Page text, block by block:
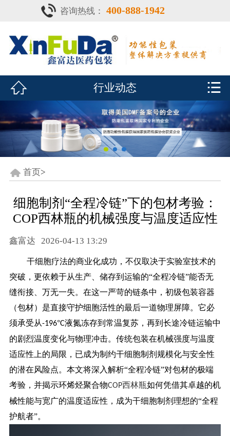
 首页
产品中心
鑫富达资质
行业动态
联系我们
CDE查询
咨询热线： 400-888-1942
 行业动态 
首页>
细胞制剂“全程冷链”下的包材考验：
COP西林瓶的机械强度与温度适应性
鑫富达 2026-04-13 13:29
干细胞疗法的商业化成功，不仅取决于实验室技术的
突破，更依赖于从生产、储存到运输的“全程冷链”能否无
缝衔接、万无一失。在这一严苛的链条中，初级包装容器
（包材）是直接守护细胞活性的最后一道物理屏障。它必
须承受从-196°C液氮冻存到常温复苏，再到长途冷链运输中
的剧烈温度变化与物理冲击。传统包装在机械强度与温度
适应性上的局限，已成为制约干细胞制剂规模化与安全性
的潜在风险点。本文将深入解析“全程冷链”对包材的极端
考验，并揭示环烯烃聚合物COP西林瓶如何凭借其卓越的机
械性能与宽广的温度适应性，成为干细胞制剂理想的“全程
护航者”。